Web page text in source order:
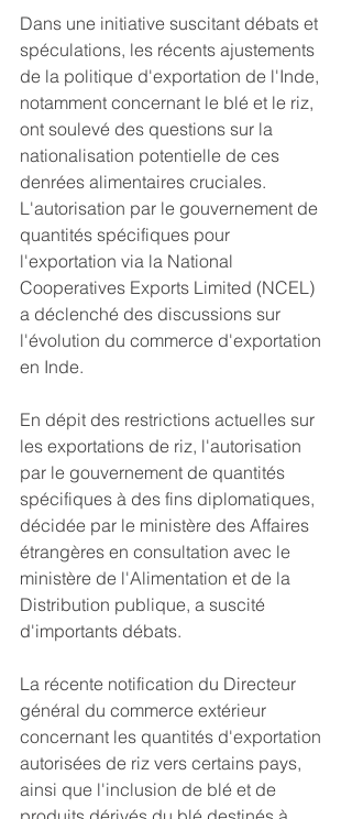
Dans une initiative suscitant débats et
spéculations, les récents ajustements
de la politique d'exportation de l'Inde,
notamment concernant le blé et le riz,
ont soulevé des questions sur la
nationalisation potentielle de ces
denrées alimentaires cruciales.
L'autorisation par le gouvernement de
quantités spécifiques pour
l'exportation via la National
Cooperatives Exports Limited (NCEL)
a déclenché des discussions sur
l'évolution du commerce d'exportation
en Inde.
En dépit des restrictions actuelles sur
les exportations de riz, l'autorisation
par le gouvernement de quantités
spécifiques à des fins diplomatiques,
décidée par le ministère des Affaires
étrangères en consultation avec le
ministère de l'Alimentation et de la
Distribution publique, a suscité
d'importants débats.
La récente notification du Directeur
général du commerce extérieur
concernant les quantités d'exportation
autorisées de riz vers certains pays,
ainsi que l'inclusion de blé et de